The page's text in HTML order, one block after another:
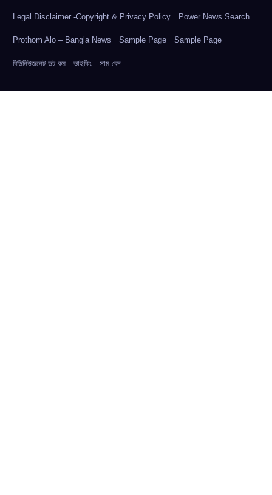
Legal Disclaimer -Copyright & Privacy Policy Power News Search
Prothom Alo – Bangla News Sample Page Sample Page
বিডিনিউজনেট ডট কম ভাইকিং সাম বেদ